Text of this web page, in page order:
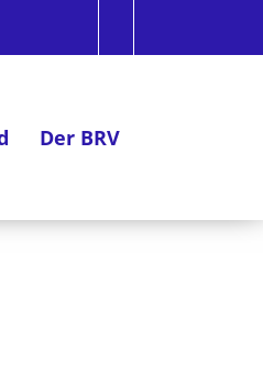
Der BRV